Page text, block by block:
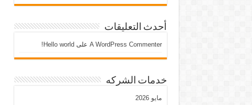
أحدث التعليقات
A WordPress Commenter على Hello world!
خدمات الشركه
مايو 2026